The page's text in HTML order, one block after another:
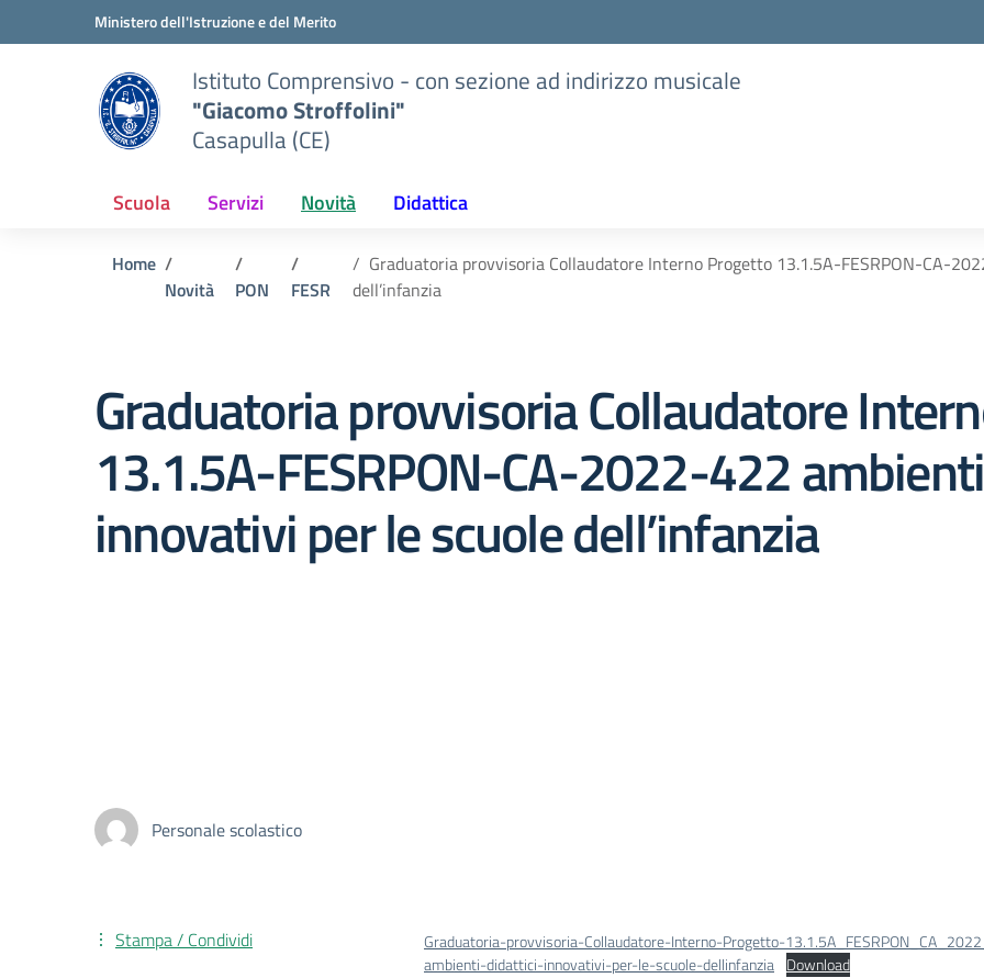
Vai ai contenuti
Vai al menu di navigazioneMinistero dell'Istruzione e del Merito
Istituto Comprensivo - con sezione ad indirizzo musicale
"Giacomo Stroffolini"
Casapulla (CE)
Scuola Servizi Novità Didattica
Home
Novità
PON FESR
Graduatoria provvisoria Collaudatore Interno Progetto 13.1.5A-FESRPON-CA-
dell’infanzia
Graduatoria provvisoria Collaudatore
13.1.5A-FESRPON-CA-2022-422
innovativi per le scuole dell’infanzia
Personale scolastico
Graduatoria-provvisoria-Collaudatore-Interno-Progetto-
ambienti-didattici-innovativi-per-le-scuole-dellinfanzia Download
Stampa / Condividi